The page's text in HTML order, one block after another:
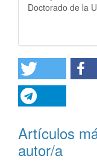
Doctorado de la
Artículos
autor/a